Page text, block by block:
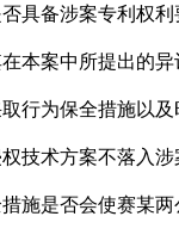
具备涉案专利权
本案中所提出的
行为保全措施以
技术方案不落入
是否会使赛某两